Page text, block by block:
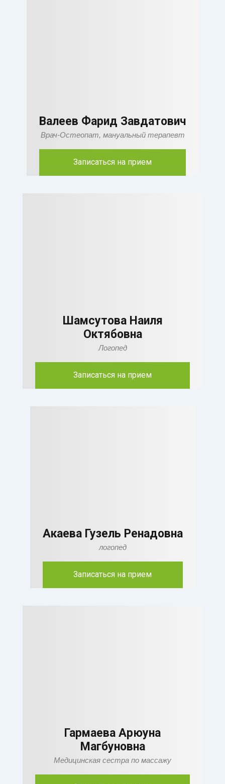
Валеев Фарид Завдатович
Врач-Остеопат, мануальный терапевт
Записаться на прием
Шамсутова Наиля
Октябовна
Логопед
Записаться на прием
Акаева Гузель Ренадовна
логопед
Записаться на прием
Гармаева Арюуна
Магбуновна
Медицинская сестра по массажу